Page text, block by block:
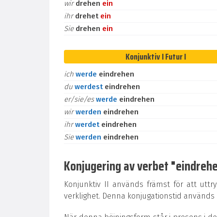
wirdrehen ein
ihrdrehet ein
Sie drehen ein
Konjunktiv I Futur I
ich werde eindrehen
du werdest eindrehen
er/sie/eswerde eindrehen
wirwerden eindrehen
ihrwerdet eindrehen
Siewerden eindrehen
Konjugering av verbet
Konjunktiv II används främst för att
verklighet. Denna konjugationstid